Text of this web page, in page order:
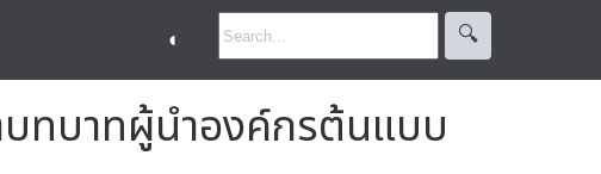
◐ 🔍︎
ทบาทผู้นำองค์กรต้นแบบ